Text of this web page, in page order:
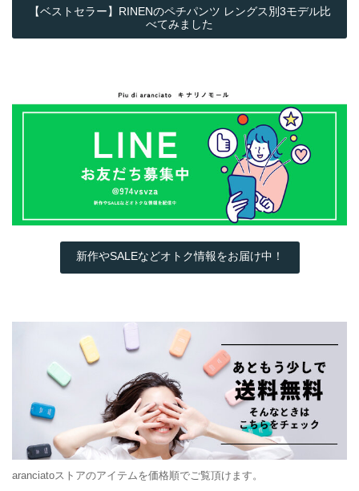
【ベストセラー】RINENのペチパンツ レングス別3モデル比
べてみました
新作やSALEなどオトク情報をお届け中！
aranciatoストアのアイテムを価格順でご覧頂けます。